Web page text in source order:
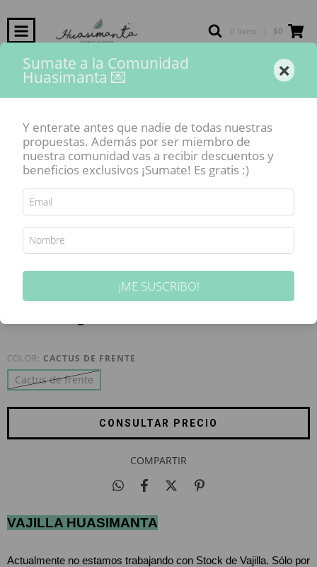
0 Items | $0
Inicio - Vajilla Huasimanta - Línea "Cactus" Juego de té "Línea CACTUS"
COLOR: CACTUS DE FRENTE
Cactus de frente
COMPARTIR
VAJILLA HUASIMANTA
Actualmente no estamos trabajando con Stock de Vajilla. Sólo por
Sumate a la Comunidad
Huasimanta 💌 ×
Y enterate antes que nadie de todas nuestras
propuestas. Además por ser miembro de
nuestra comunidad vas a recibir descuentos y
beneficios exclusivos ¡Sumate! Es gratis :)
¡ME SUSCRIBO!